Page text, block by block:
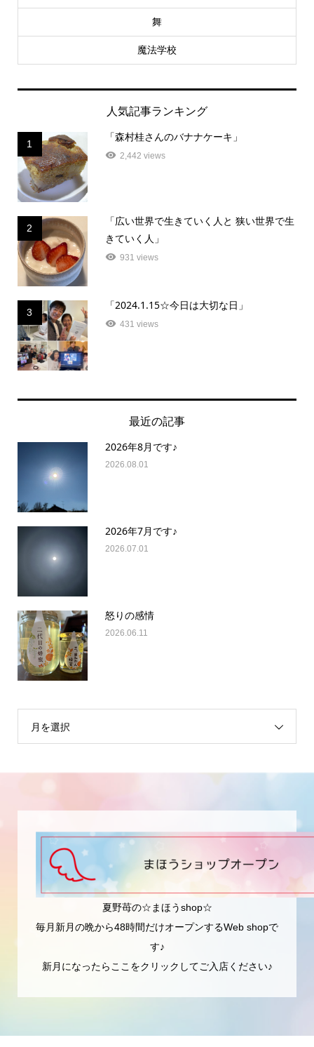
舞
魔法学校
人気記事ランキング
1
「森村桂さんのバナナケーキ」
2,442 views
2
「広い世界で生きていく人と 狭い世界で生
きていく人」
931 views
3
「2024.1.15☆今日は大切な日」
431 views
最近の記事
2026年8月です♪
2026.08.01
2026年7月です♪
2026.07.01
怒りの感情
2026.06.11
月を選択
夏野苺の☆まほうshop☆
毎月新月の晩から48時間だけオープンするWeb shopで
す♪
新月になったらここをクリックしてご入店ください♪